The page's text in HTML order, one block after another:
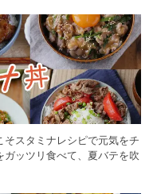
スタミナレシピで元気をチ
ッツリ食べて、夏バテを吹